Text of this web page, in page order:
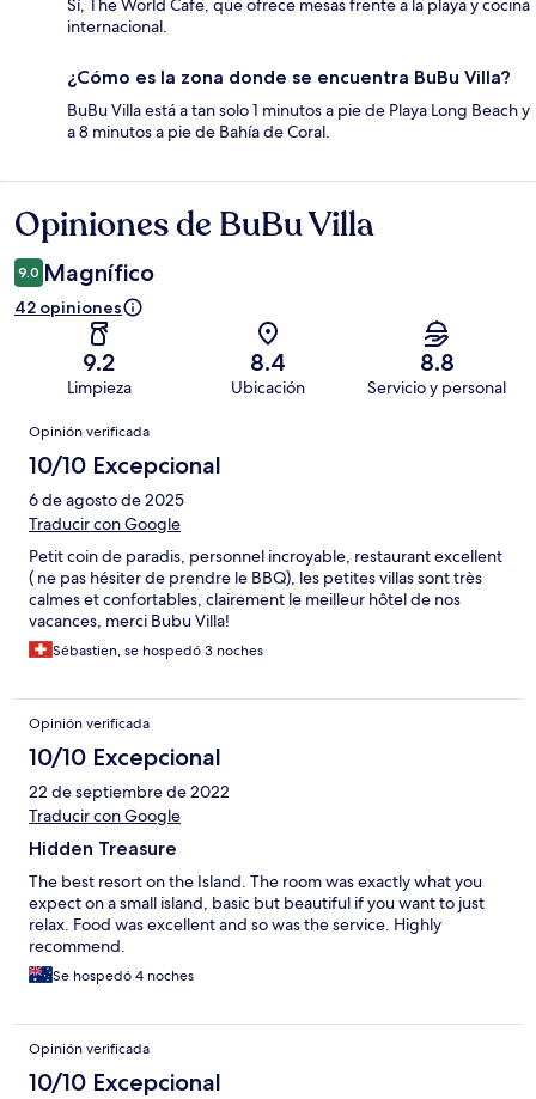
Sí, The World Cafe, que ofrece mesas frente a la playa y cocina
internacional.
¿Cómo es la zona donde se encuentra BuBu Villa?
BuBu Villa está a tan solo 1 minutos a pie de Playa Long Beach y
a 8 minutos a pie de Bahía de Coral.
Opiniones
Opiniones de BuBu Villa
9.0 Magnífico
42 opiniones
9.2
Limpieza
8.4
Ubicación
8.8
Servicio y personal
Opiniones
Opinión verificada
10/10 Excepcional
6 de agosto de 2025
Traducir con Google
Petit coin de paradis, personnel incroyable, restaurant excellent
( ne pas hésiter de prendre le BBQ), les petites villas sont très
calmes et confortables, clairement le meilleur hôtel de nos
vacances, merci Bubu Villa!
Sébastien, se hospedó 3 noches
Opinión verificada
10/10 Excepcional
22 de septiembre de 2022
Traducir con Google
Hidden Treasure
The best resort on the Island. The room was exactly what you
expect on a small island, basic but beautiful if you want to just
relax. Food was excellent and so was the service. Highly
recommend.
Se hospedó 4 noches
Opinión verificada
10/10 Excepcional